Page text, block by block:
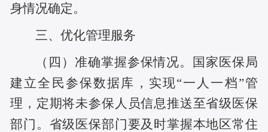
身情况确定。
三、优化管理服务
（四）准确掌握参保情况。国家医保局
建立全民参保数据库，实现“一人一档”管
理，定期将未参保人员信息推送至省级医保
部门。省级医保部门要及时掌握本地区常住